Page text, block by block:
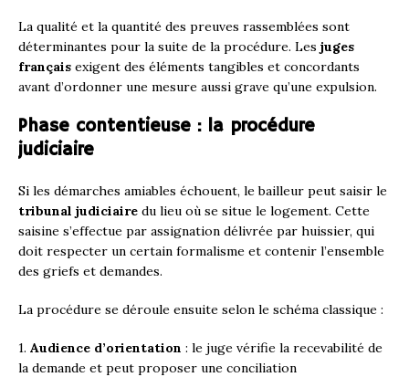
La qualité et la quantité des preuves rassemblées sont
déterminantes pour la suite de la procédure. Les juges
français exigent des éléments tangibles et concordants
avant d’ordonner une mesure aussi grave qu’une expulsion.
Phase contentieuse : la procédure
judiciaire
Si les démarches amiables échouent, le bailleur peut saisir le
tribunal judiciaire du lieu où se situe le logement. Cette
saisine s’effectue par assignation délivrée par huissier, qui
doit respecter un certain formalisme et contenir l’ensemble
des griefs et demandes.
La procédure se déroule ensuite selon le schéma classique :
1. Audience d’orientation : le juge vérifie la recevabilité de
la demande et peut proposer une conciliation